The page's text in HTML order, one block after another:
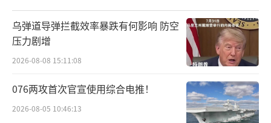
乌弹道导弹拦截效率暴跌有何影响 防空
压力剧增
2026-08-08 15:11:08
076两攻首次官宣使用综合电推！
2026-08-05 10:46:13